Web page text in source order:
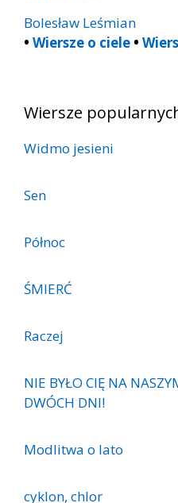
Bolesław Leśmian
• Wiersze o ciele •
Wiersze
Widmo jesieni
Sen
Północ
ŚMIERĆ
Raczej
NIE BYŁO CIĘ NA
DWÓCH DNI!
Modlitwa o lato
cyklon, chlor